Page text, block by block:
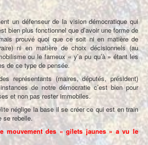
un défenseur de la vision démocratique qui
bien plus fonctionnel que d’avoir une forme de
prouvé quoi que ce soit ni en matière de
ni en matière de choix décisionnels (au
ou le fameux « y’a pu qu’à » étant les
de ce type de pensée.
représentants (maires, députés, président)
de notre démocratie c’est bien pour
et non pas rester immobiles.
néglige la base il se créer ce qui est en train
se rebelle.
mouvement des « gilets jaunes » a vu le